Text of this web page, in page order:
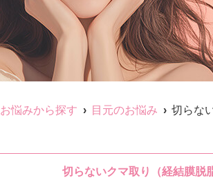
お悩みから探す 目元のお悩み 切らな
切らないクマ取り（経結膜脱